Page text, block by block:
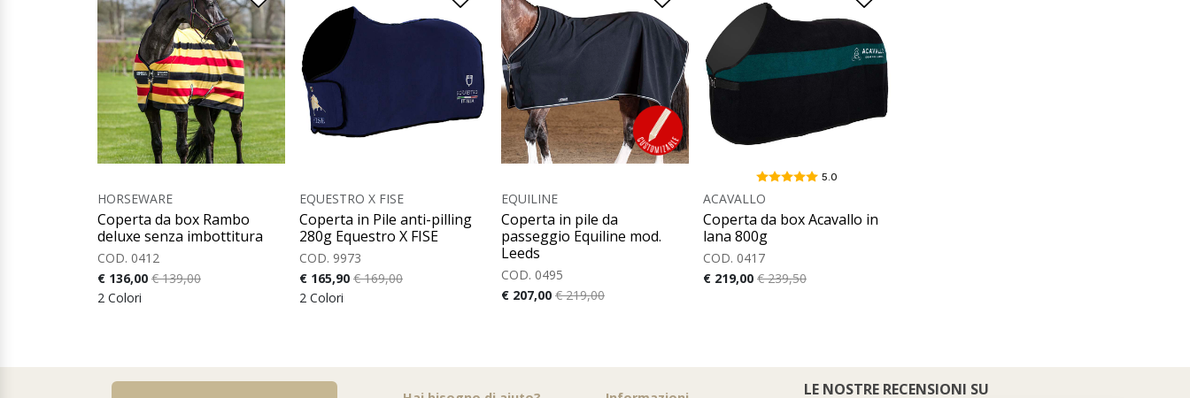
HORSEWARE
Coperta da box Rambo
deluxe senza imbottitura
COD. 0412
€ 136,00 € 139,00
2 Colori
EQUESTRO X FISE
Coperta in Pile anti-pilling
280g Equestro X FISE
COD. 9973
€ 165,90 € 169,00
2 Colori
EQUILINE
Coperta in pile da
passeggio Equiline mod.
Leeds
COD. 0495
€ 207,00 € 219,00
5.0
ACAVALLO
Coperta da box Acavallo in
lana 800g
COD. 0417
€ 219,00 € 239,50
LE NOSTRE RECENSIONI SU